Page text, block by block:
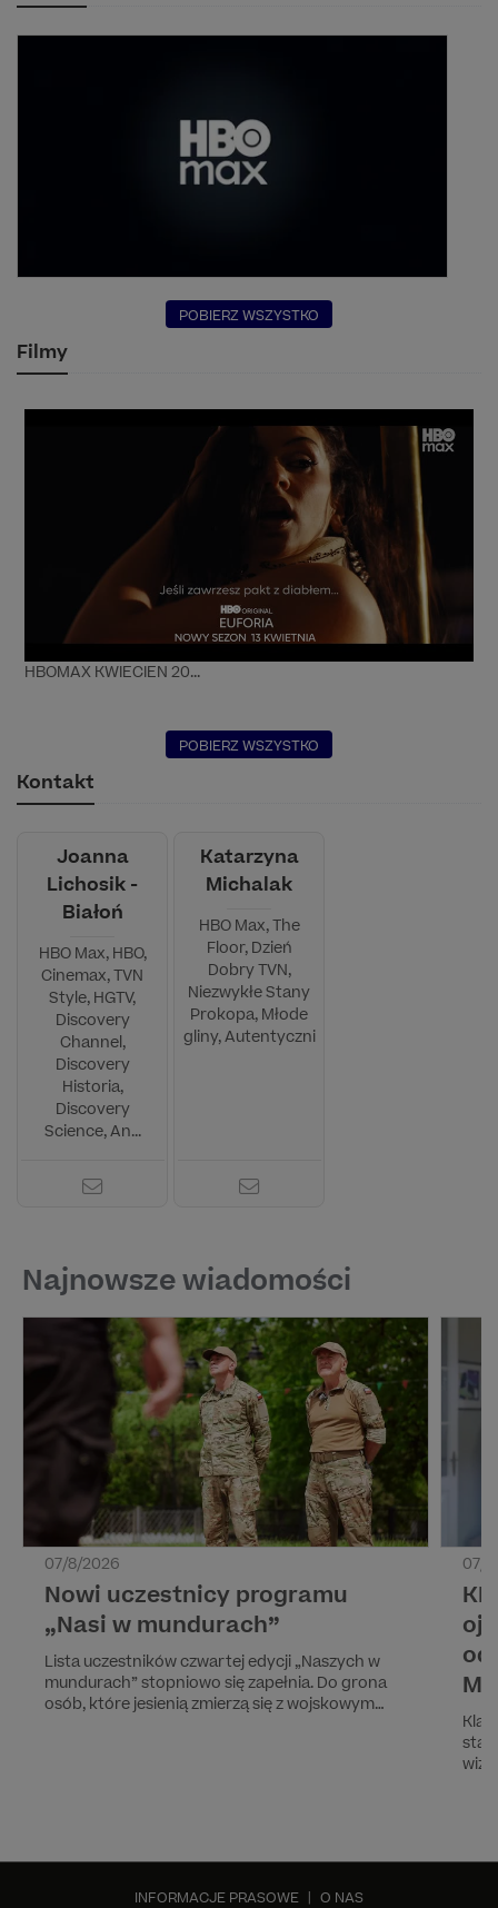
POBIERZ WSZYSTKO
Filmy
HBOMAX KWIECIEN 20...
POBIERZ WSZYSTKO
Kontakt
Joanna
Lichosik -
Białoń
HBO Max, HBO,
Cinemax, TVN
Style, HGTV,
Discovery
Channel,
Discovery
Historia,
Discovery
Science, An...
Katarzyna
Michalak
HBO Max, The
Floor, Dzień
Dobry TVN,
Niezwykłe Stany
Prokopa, Młode
gliny, Autentyczni
Najnowsze wiadomości
07/8/2026
Nowi uczestnicy programu
„Nasi w mundurach”
Lista uczestników czwartej edycji „Naszych w
mundurach” stopniowo się zapełnia. Do grona
osób, które jesienią zmierzą się z wojskowym
07/
INFORMACJE PRASOWE | O NAS